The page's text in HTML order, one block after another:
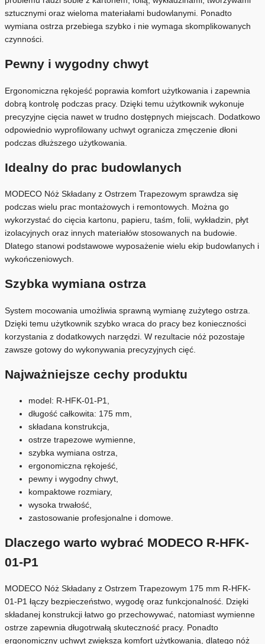
sztucznymi oraz wieloma materiałami budowlanymi. Ponadto
wymiana ostrza przebiega szybko i nie wymaga skomplikowanych
czynności.
Pewny i wygodny chwyt
Ergonomiczna rękojeść poprawia komfort użytkowania i zapewnia
dobrą kontrolę podczas pracy. Dzięki temu użytkownik wykonuje
precyzyjne cięcia nawet w trudno dostępnych miejscach. Dodatkowo
odpowiednio wyprofilowany uchwyt ogranicza zmęczenie dłoni
podczas dłuższego użytkowania.
Idealny do prac budowlanych
MODECO Nóż Składany z Ostrzem Trapezowym sprawdza się
podczas wielu prac montażowych i remontowych. Można go
wykorzystać do cięcia kartonu, papieru, taśm, folii, wykładzin, płyt
izolacyjnych oraz innych materiałów stosowanych na budowie.
Dlatego stanowi podstawowe wyposażenie wielu ekip budowlanych i
wykończeniowych.
Szybka wymiana ostrza
System mocowania umożliwia sprawną wymianę zużytego ostrza.
Dzięki temu użytkownik szybko wraca do pracy bez konieczności
korzystania z dodatkowych narzędzi. W rezultacie nóż pozostaje
zawsze gotowy do wykonywania precyzyjnych cięć.
Najważniejsze cechy produktu
model: R-HFK-01-P1,
długość całkowita: 175 mm,
składana konstrukcja,
ostrze trapezowe wymienne,
szybka wymiana ostrza,
ergonomiczna rękojeść,
pewny i wygodny chwyt,
kompaktowe rozmiary,
wysoka trwałość,
zastosowanie profesjonalne i domowe.
Dlaczego warto wybrać MODECO R-HFK-
01-P1
MODECO Nóż Składany z Ostrzem Trapezowym 175 mm R-HFK-
01-P1 łączy bezpieczeństwo, wygodę oraz funkcjonalność. Dzięki
składanej konstrukcji łatwo go przechowywać, natomiast wymienne
ostrze zapewnia długotrwałą skuteczność pracy. Ponadto
ergonomiczny uchwyt zwiększa komfort użytkowania, dlatego nóż